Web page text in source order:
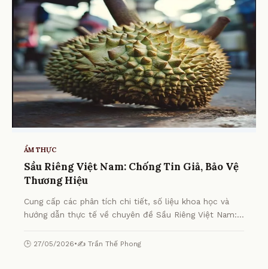
ẨM THỰC
Sầu Riêng Việt Nam: Chống Tin Giả, Bảo Vệ
Thương Hiệu
Cung cấp các phân tích chi tiết, số liệu khoa học và
hướng dẫn thực tế về chuyên đề Sầu Riêng Việt Nam:
🕒 27/05/2026•✍️ Trần Thế Phong